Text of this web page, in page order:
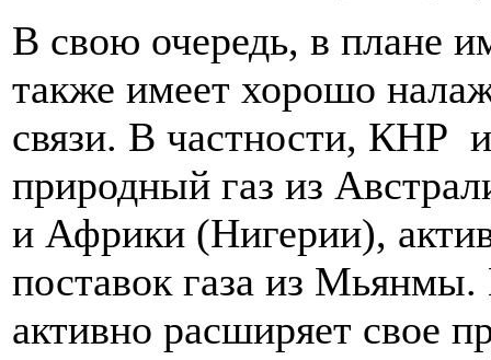
В свою очередь, в плане
также имеет хорошо
связи. В частности, КНР
природный газ из
и Африки (Нигерии),
поставок газа из
активно расширяет свое